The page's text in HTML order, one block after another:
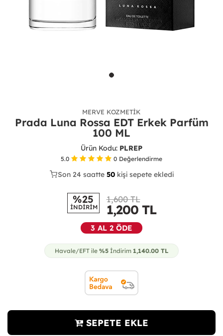
MERVE KOZMETIK
Prada Luna Rossa EDT Erkek Parfüm
100 ML
Ürün Kodu: PLREP
5.0 0 Değerlendirme
28
Son 24 saatte 50kişi sepete ekledi
15
%25
İNDİRİM
1,600 TL
1,200TL
3 AL 2 ÖDE
Havale/EFT ile %5 İndirim 1,140.00 TL
SEPETE EKLE